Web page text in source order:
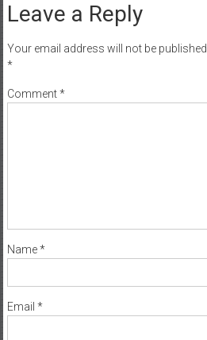
Leave a Reply
Your email address will not be published.
*
Comment*
Name*
Email *